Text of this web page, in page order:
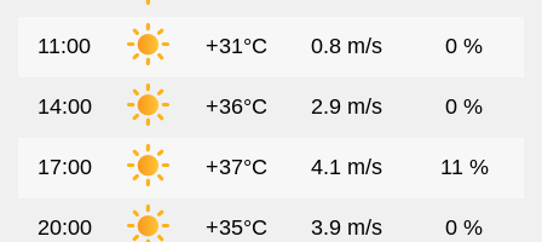
11:00 +31°C 0.8 m/s 0 %
14:00 +36°C 2.9 m/s 0 %
17:00 +37°C 4.1 m/s 11 %
20:00 +35°C 3.9 m/s 0 %